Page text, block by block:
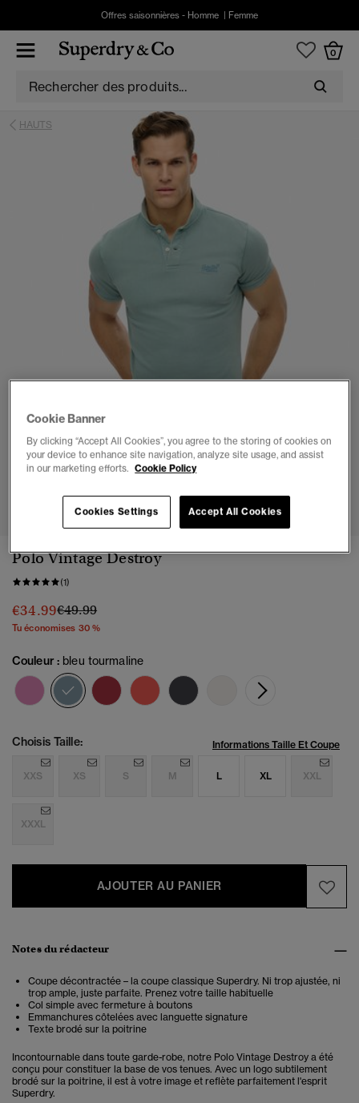
Offres saisonnières - Homme Femme
0
HAUTS
Polo Vintage Destroy
(1)
€34.99Prix réduit de
€49.99à
Tu économises 30 %
Couleur : bleu tourmaline
sélectionné
Choisis Taille: Informations Taille Et Coupe
XXS XS S M L XL XXL
XXXL
AJOUTER AU PANIER
Notes du rédacteur
Coupe décontractée – la coupe classique Superdry. Ni trop ajustée, ni
trop ample, juste parfaite. Prenez votre taille habituelle
Col simple avec fermeture à boutons
Emmanchures côtelées avec languette signature
Texte brodé sur la poitrine
Incontournable dans toute garde-robe, notre Polo Vintage Destroy a été
conçu pour constituer la base de vos tenues. Avec un logo subtilement
brodé sur la poitrine, il est à votre image et reflète parfaitement l'esprit
Superdry.
Cookie Banner
By clicking “Accept All Cookies”, you agree to the storing of cookies on
your device to enhance site navigation, analyze site usage, and assist
in our marketing efforts. Cookie Policy
Cookies Settings Accept All Cookies